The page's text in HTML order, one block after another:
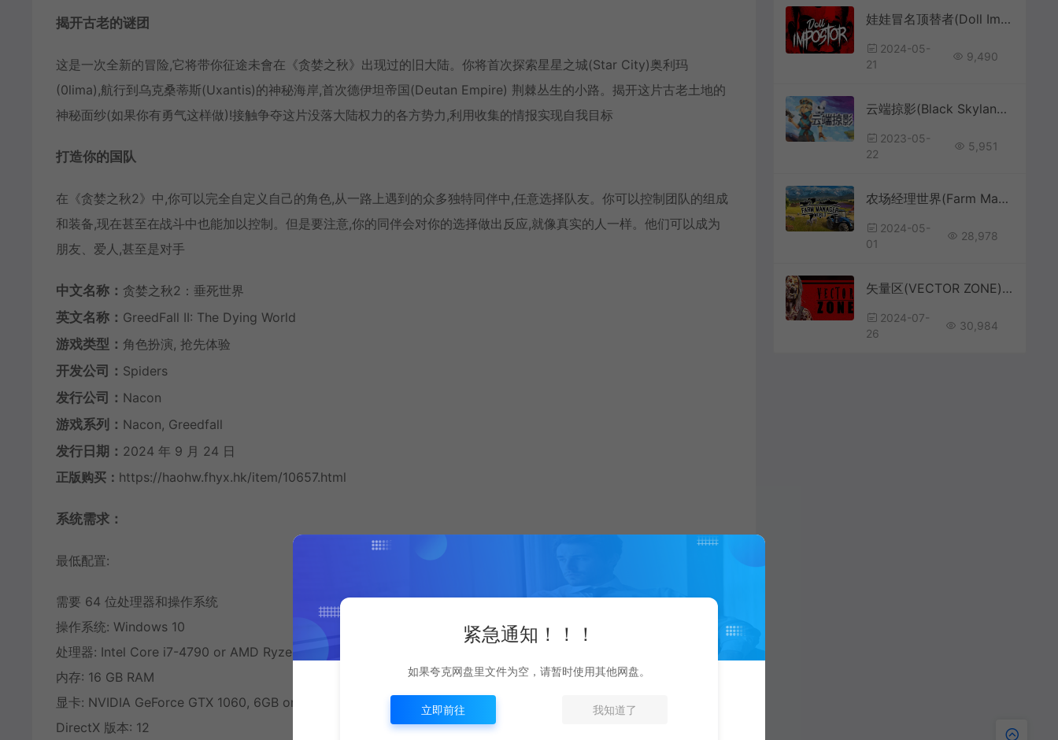
揭开古老的谜团
这是一次全新的冒险,它将带你征途未會在《贪婪之秋》出现过的旧大陆。你将首次探索星星之城(Star City)奥利玛
(0lima),航行到乌克桑蒂斯(Uxantis)的神秘海岸,首次德伊坦帝国(Deutan Empire) 荆棘丛生的小路。揭开这片古老土地的
神秘面纱(如果你有勇气这样做)!接触争夺这片没落大陆权力的各方势力,利用收集的情报实现自我目标
打造你的国队
在《贪婪之秋2》中,你可以完全自定义自己的角色,从一路上遇到的众多独特同伴中,任意选择队友。你可以控制团队的组成
和装备,现在甚至在战斗中也能加以控制。但是要注意,你的同伴会对你的选择做出反应,就像真实的人一样。他们可以成为
朋友、爱人,甚至是对手
中文名称： 贪婪之秋2：垂死世界
英文名称： GreedFall II: The Dying World
游戏类型： 角色扮演, 抢先体验
开发公司： Spiders
发行公司： Nacon
游戏系列： Nacon, Greedfall
发行日期： 2024 年 9 月 24 日
正版购买： https://haohw.fhyx.hk/item/10657.html
系统需求：
最低配置:
需要 64 位处理器和操作系统
操作系统: Windows 10
处理器: Intel Core i7-4790 or AMD Ryzen 5 1500X
内存: 16 GB RAM
显卡: NVIDIA GeForce GTX 1060, 6GB or AMD Radeon RX 5500 XT, 8GB
DirectX 版本: 12
娃娃冒名顶替者(Doll Impostor)恐怖解谜游戏|中文|攻略|视频|评测|免费下载
2024-05-
21
9,490
云端掠影(Black Skylands)简中|PC|蒸汽朋克风游戏
2023-05-
22
5,951
农场经理世界(Farm Manager World)农场管理模拟经营游戏|下载
2024-05-
01
28,978
矢量区(VECTOR ZONE)简中|PC|ACT|开放世界僵尸生存游戏
2024-07-
26
30,984
紧急通知！！！
如果夸克网盘里文件为空，请暂时使用其他网盘。
立即前往 我知道了